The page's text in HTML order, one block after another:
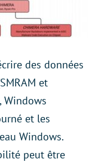
des données
et
Windows
et les
Windows.
peut être